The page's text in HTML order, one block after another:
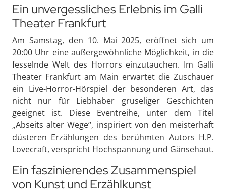
Ein unvergessliches Erlebnis im Galli
Theater Frankfurt
Am Samstag, den 10. Mai 2025, eröffnet sich um
20:00 Uhr eine außergewöhnliche Möglichkeit, in die
fesselnde Welt des Horrors einzutauchen. Im Galli
Theater Frankfurt am Main erwartet die Zuschauer
ein Live-Horror-Hörspiel der besonderen Art, das
nicht nur für Liebhaber gruseliger Geschichten
geeignet ist. Diese Eventreihe, unter dem Titel
„Abseits alter Wege“, inspiriert von den meisterhaft
düsteren Erzählungen des berühmten Autors H.P.
Lovecraft, verspricht Hochspannung und Gänsehaut.
Ein faszinierendes Zusammenspiel
von Kunst und Erzählkunst